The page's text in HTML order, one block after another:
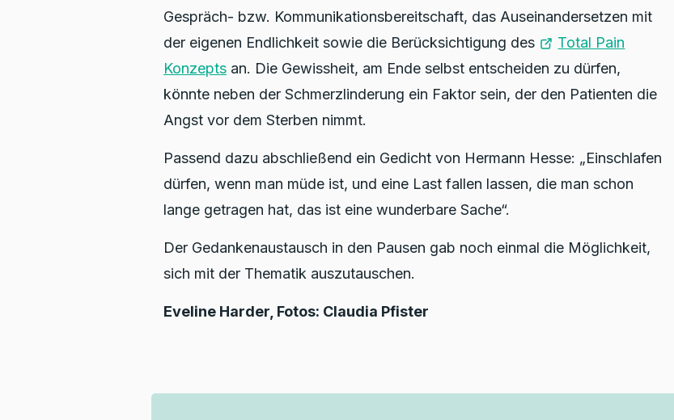
Gespräch- bzw. Kommunikationsbereitschaft, das Auseinandersetzen mit
der eigenen Endlichkeit sowie die Berücksichtigung des
Total Pain
Konzepts an. Die Gewissheit, am Ende selbst entscheiden zu dürfen,
könnte neben der Schmerzlinderung ein Faktor sein, der den Patienten die
Angst vor dem Sterben nimmt.
Passend dazu abschließend ein Gedicht von Hermann Hesse: „Einschlafen
dürfen, wenn man müde ist, und eine Last fallen lassen, die man schon
lange getragen hat, das ist eine wunderbare Sache“.
Der Gedankenaustausch in den Pausen gab noch einmal die Möglichkeit,
sich mit der Thematik auszutauschen.
Eveline Harder, Fotos: Claudia Pfister